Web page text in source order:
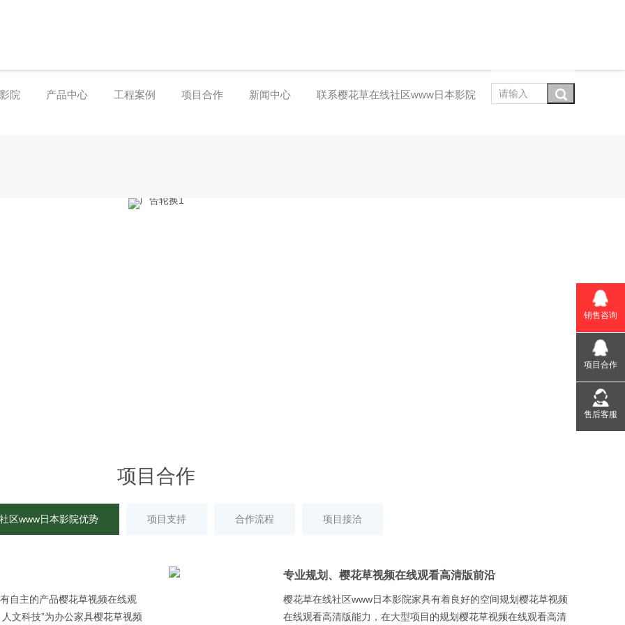
院 产品中心 工程案例 项目合作 新闻中心 联系樱花草在线社区www日本影院
项目合作
区www日本影院优势 项目支持 合作流程 项目接洽
自主的产品樱花草视频在线观
、人文科技”为办公家具樱花草视频
专业规划、樱花草视频在线观看高清版前沿
樱花草在线社区www日本影院家具有着良好的空间规划樱花草视频
在线观看高清版能力，在大型项目的规划樱花草视频在线观看高清
销售咨询
项目合作
售后客服